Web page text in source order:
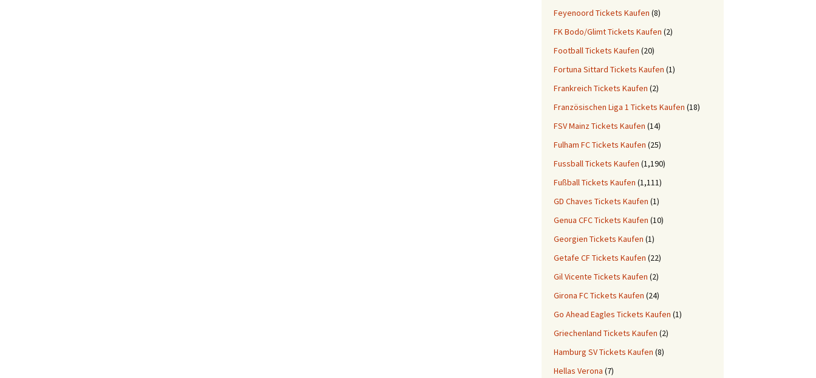
Feyenoord Tickets Kaufen (8)
FK Bodo/Glimt Tickets Kaufen (2)
Football Tickets Kaufen (20)
Fortuna Sittard Tickets Kaufen (1)
Frankreich Tickets Kaufen (2)
Französischen Liga 1 Tickets Kaufen (18)
FSV Mainz Tickets Kaufen (14)
Fulham FC Tickets Kaufen (25)
Fussball Tickets Kaufen (1,190)
Fußball Tickets Kaufen (1,111)
GD Chaves Tickets Kaufen (1)
Genua CFC Tickets Kaufen (10)
Georgien Tickets Kaufen (1)
Getafe CF Tickets Kaufen (22)
Gil Vicente Tickets Kaufen (2)
Girona FC Tickets Kaufen (24)
Go Ahead Eagles Tickets Kaufen (1)
Griechenland Tickets Kaufen (2)
Hamburg SV Tickets Kaufen (8)
Hellas Verona (7)